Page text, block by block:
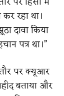
रहा था।
दावा किया
पत्र था।”
पर क्यूआर
बताया और